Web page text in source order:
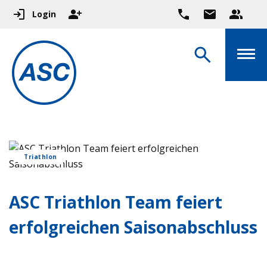
Login
Triathlon
ASC Triathlon Team feiert
erfolgreichen Saisonabschluss